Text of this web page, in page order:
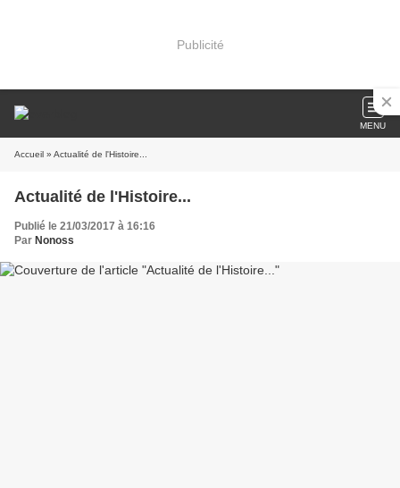
Publicité
MENU
Accueil » Actualité de l'Histoire...
Actualité de l'Histoire...
Publié le 21/03/2017 à 16:16
Par Nonoss